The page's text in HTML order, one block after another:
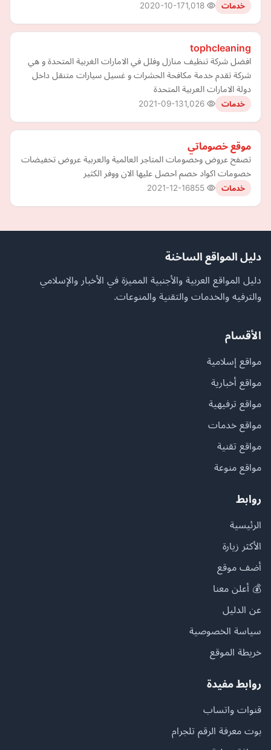
خدمات 2020-10-17
tophcleaning
افضل شركة تنظيف منازل وفلل في الامارات الغربية المتحدة و هي
شركة تقدم خدمة مكافحة الحشرات و غسيل سيارات متنقل داخل
دولة الامارات العربية المتحدة
خدمات 2021-09-13
موقع خصوماتي
تصفح عروض وخصومات المتاجر العالمية والعربية عروض تخفيضات
خصومات اكواد خصم احصل عليها الان ووفر الكثير
خدمات 2021-12-16
دليل المواقع الساخنة
دليل المواقع العربية والأجنبية المميزة في الأخبار والإسلامي
والترفيه والخدمات والتقنية والمنوعات.
الأقسام
مواقع إسلامية
مواقع أخبارية
مواقع ترفيهية
مواقع خدمات
مواقع تقنية
مواقع منوعة
روابط
الرئيسية
الأكثر زيارة
أضف موقع
💰 أعلن معنا
عن الدليل
سياسة الخصوصية
خريطة الموقع
روابط مفيدة
قنوات واتساب
بوت معرفة الرقم تلجرام